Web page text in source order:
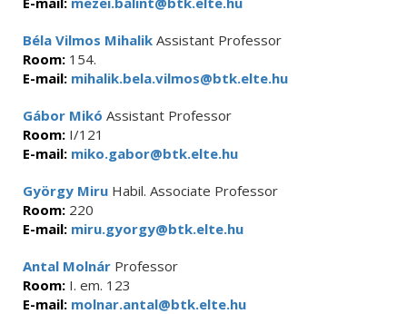
Béla Vilmos Mihalik Assistant Professor
Room: 154.
E-mail: mihalik.bela.vilmos@btk.elte.hu
Gábor Mikó Assistant Professor
Room: I/121
E-mail: miko.gabor@btk.elte.hu
György Miru Habil. Associate Professor
Room: 220
E-mail: miru.gyorgy@btk.elte.hu
Antal Molnár Professor
Room: I. em. 123
E-mail: molnar.antal@btk.elte.hu